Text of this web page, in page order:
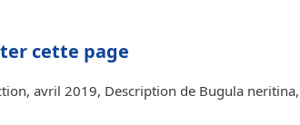
cette page
avril 2019, Description de Bugula